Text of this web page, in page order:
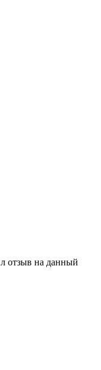
отзыв на данный